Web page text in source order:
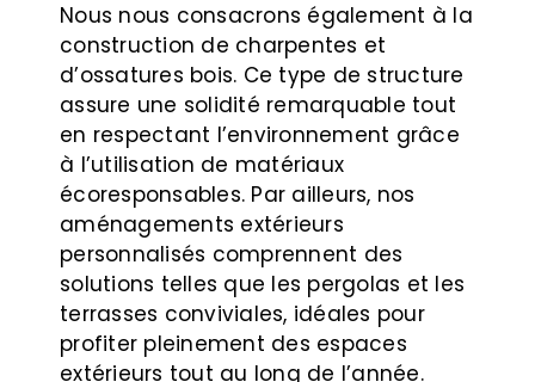
Nous nous consacrons également à la
construction de charpentes et
d’ossatures bois. Ce type de structure
assure une solidité remarquable tout
en respectant l’environnement grâce
à l’utilisation de matériaux
écoresponsables. Par ailleurs, nos
aménagements extérieurs
personnalisés comprennent des
solutions telles que les pergolas et les
terrasses conviviales, idéales pour
profiter pleinement des espaces
extérieurs tout au long de l’année.